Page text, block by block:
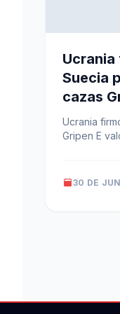
Suecia
cazas
Ucrania
Gripen E
30 DE